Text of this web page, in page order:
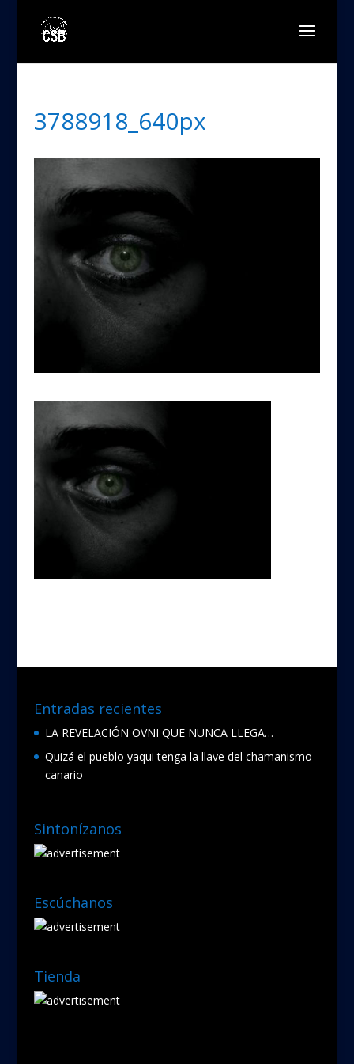
3788918_640px
Entradas recientes
LA REVELACIÓN OVNI QUE NUNCA LLEGA…
Quizá el pueblo yaqui tenga la llave del chamanismo
canario
Sintonízanos
Escúchanos
Tienda